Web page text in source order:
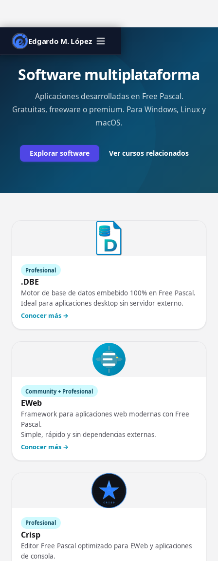
Edgardo M. López
Software multiplataforma
Aplicaciones desarrolladas en Free Pascal.
Gratuitas, freeware o premium. Para Windows, Linux y
macOS.
Explorar software Ver cursos relacionados
Profesional
.DBE
Motor de base de datos embebido 100% en Free Pascal.
Ideal para aplicaciones desktop sin servidor externo.
Conocer más →
Community + Profesional
EWeb
Framework para aplicaciones web modernas con Free
Pascal.
Simple, rápido y sin dependencias externas.
Conocer más →
Profesional
Crisp
Editor Free Pascal optimizado para EWeb y aplicaciones
de consola.